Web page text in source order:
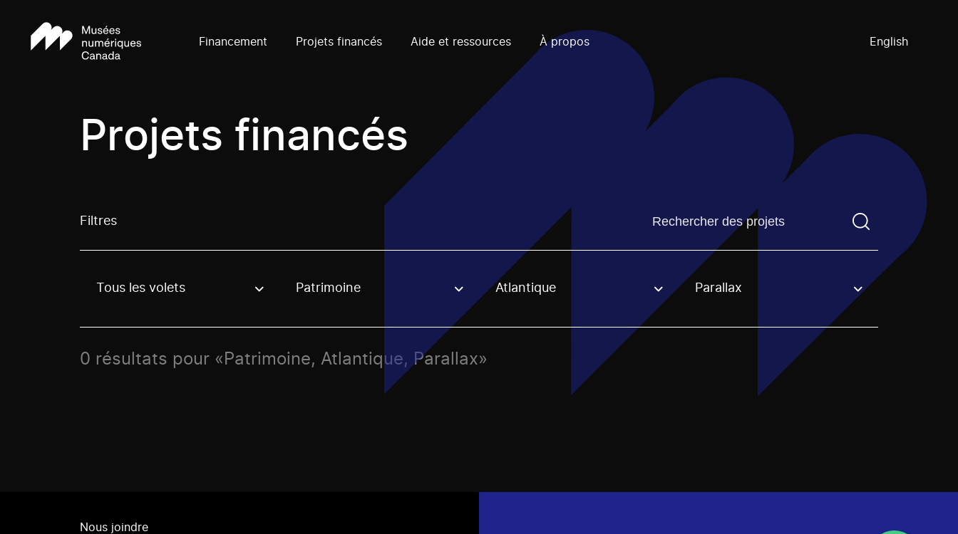
Financement Projets financés Aide et ressources À propos English
Projets financés
Filtres Trouvez un projetVous devez saisir un terme de
Use these options to filter projects by topic, stream or regon. The filter will be applied when selecting an option.
Tous les volets Patrimoine Atlantique Parallax
0 résultats pour «Patrimoine, Atlantique, Parallax»
Nous joindre